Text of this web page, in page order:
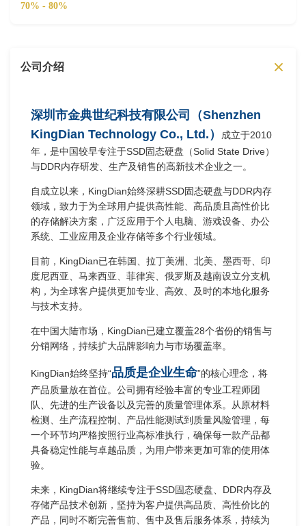
70% - 80%
公司介绍
深圳市金典世纪科技有限公司（Shenzhen
KingDian Technology Co., Ltd.）
成立于2010
年，是中国较早专注于SSD固态硬盘（Solid State Drive）
与DDR内存研发、生产及销售的高新技术企业之一。
自成立以来，KingDian始终深耕SSD固态硬盘与DDR内存
领域，致力于为全球用户提供高性能、高品质且高性价比
的存储解决方案，广泛应用于个人电脑、游戏设备、办公
系统、工业应用及企业存储等多个行业领域。
目前，KingDian已在韩国、拉丁美洲、北美、墨西哥、印
度尼西亚、马来西亚、菲律宾、俄罗斯及越南设立分支机
构，为全球客户提供更加专业、高效、及时的本地化服务
与技术支持。
在中国大陆市场，KingDian已建立覆盖28个省份的销售与
分销网络，持续扩大品牌影响力与市场覆盖率。
KingDian始终坚持“品质是企业生命”的核心理念，将
产品质量放在首位。公司拥有经验丰富的专业工程师团
队、先进的生产设备以及完善的质量管理体系。从原材料
检测、生产流程控制、产品性能测试到质量风险管理，每
一个环节均严格按照行业高标准执行，确保每一款产品都
具备稳定性能与卓越品质，为用户带来更加可靠的使用体
验。
未来，KingDian将继续专注于SSD固态硬盘、DDR内存及
存储产品技术创新，坚持为客户提供高品质、高性价比的
产品，同时不断完善售前、售中及售后服务体系，持续为